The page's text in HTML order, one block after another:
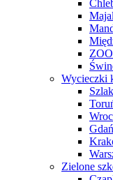
Wycieczki
Zielone